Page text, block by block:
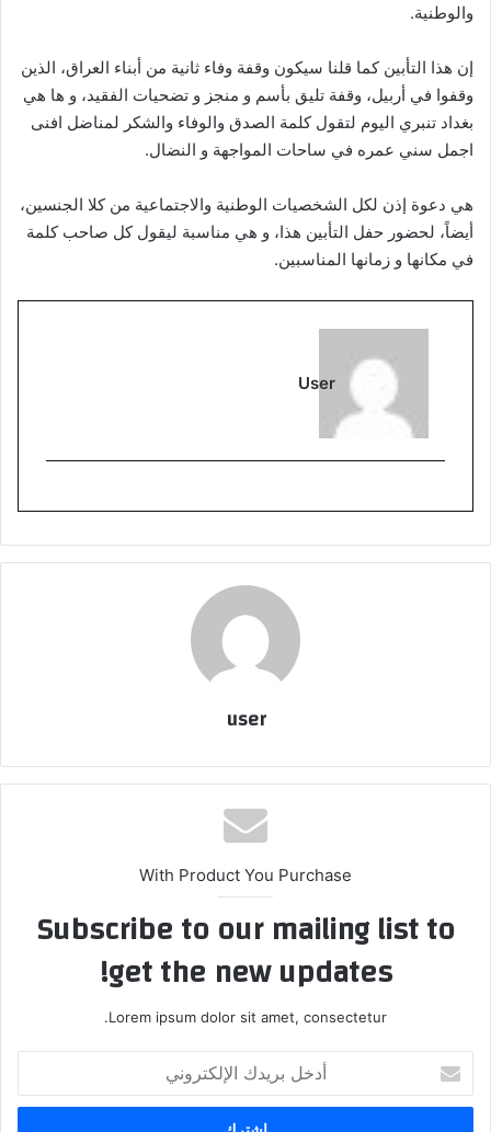
والوطنية.
إن هذا التأبين كما قلنا سيكون وقفة وفاء ثانية من أبناء العراق، الذين
وقفوا في أربيل، وقفة تليق بأسم و منجز و تضحيات الفقيد، و ها هي
بغداد تنبري اليوم لتقول كلمة الصدق والوفاء والشكر لمناضل افنى
اجمل سني عمره في ساحات المواجهة و النضال.
هي دعوة إذن لكل الشخصيات الوطنية والاجتماعية من كلا الجنسين،
أيضاً، لحضور حفل التأبين هذا، و هي مناسبة ليقول كل صاحب كلمة
في مكانها و زمانها المناسبين.
User
user
With Product You Purchase
Subscribe to our mailing list to
get the new updates!
Lorem ipsum dolor sit amet, consectetur.
بريدك
الإلكتروني